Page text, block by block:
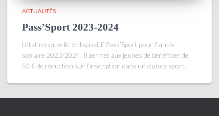
ACTUALITÉS
Pass’Sport 2023-2024
L’état renouvelle le dispositif Pass’Sport pour l’année
scolaire 2023/2024. Il permet aux jeunes de bénéficier de
50 € de réduction sur l’inscription dans un club de sport.